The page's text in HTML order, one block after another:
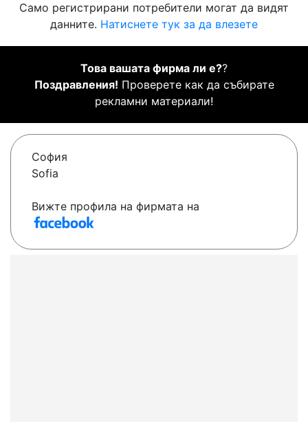
Само регистрирани потребители могат да видят
данните. Натиснете тук за да влезете
Това вашата фирма ли е??
Поздравления! Проверете как да събирате
рекламни материали!
София
Sofia
Вижте профила на фирмата на